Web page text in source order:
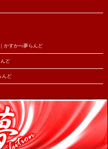
かすかべ夢らんど
ど
んど